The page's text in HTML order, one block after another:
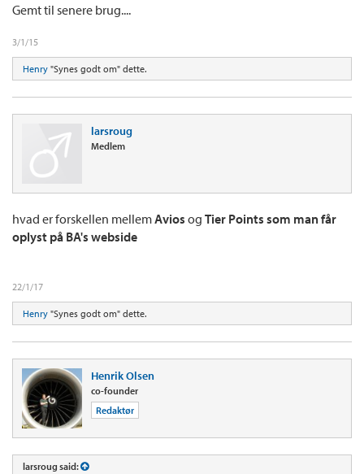
Gemt til senere brug....
3/1/15
Henry "Synes godt om" dette.
larsroug
Medlem
hvad er forskellen mellemAvios og Tier Points som man får
oplyst på BA's webside
22/1/17
Henry "Synes godt om" dette.
Henrik Olsen
co-founder
Redaktør
larsroug said: